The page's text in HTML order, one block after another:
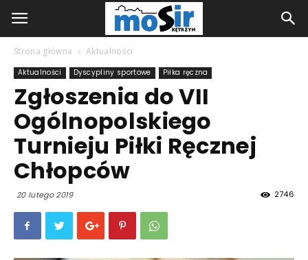
Strona główna Aktualności
Aktualności Dyscypliny sportowe Piłka ręczna
Zgłoszenia do VII
Ogólnopolskiego
Turnieju Piłki Ręcznej
Chłopców
20 lutego 2019 2746